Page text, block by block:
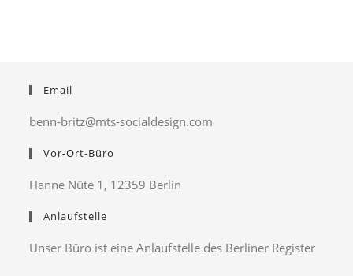
Email
benn-britz@mts-socialdesign.com
Vor-Ort-Büro
Hanne Nüte 1, 12359 Berlin
Anlaufstelle
Unser Büro ist eine Anlaufstelle des Berliner Register